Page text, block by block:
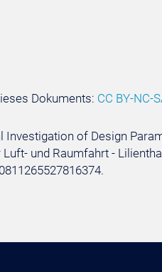
Dokuments: CC BY-NC-
Investigation of Design
und Raumfahrt -